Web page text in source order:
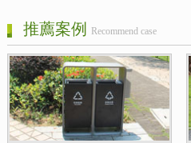
推薦案例 Recommend case